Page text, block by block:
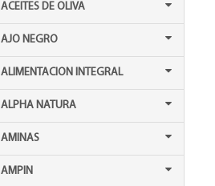
ACEITES DE OLIVA
AJO NEGRO
ALIMENTACION INTEGRAL
ALPHA NATURA
AMINAS
AMPIN